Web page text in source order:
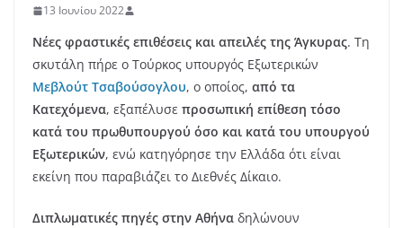
13 Ιουνίου 2022
Νέες φραστικές επιθέσεις και απειλές της Άγκυρας. Tη
σκυτάλη πήρε ο Τούρκος υπουργός Εξωτερικών
Μεβλούτ Τσαβούσογλου, ο οποίος, από τα
Κατεχόμενα, εξαπέλυσε προσωπική επίθεση τόσο
κατά του πρωθυπουργού όσο και κατά του υπουργού
Εξωτερικών, ενώ κατηγόρησε την Ελλάδα ότι είναι
εκείνη που παραβιάζει το Διεθνές Δίκαιο.
Διπλωματικές πηγές στην Αθήνα δηλώνουν